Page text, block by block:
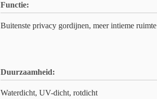
Functie:
Buitenste privacy gordijnen, meer intieme ruimte
Duurzaamheid:
Waterdicht, UV-dicht, rotdicht